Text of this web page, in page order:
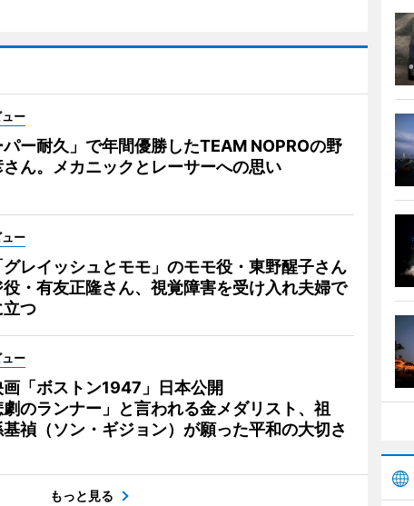
ー
パー耐久」で年間優勝したTEAM NOPROの野
さん。メカニックとレーサーへの思い
ー
レイッシュとモモ」のモモ役・東野醒子さん
役・有友正隆さん、視覚障害を受け入れ夫婦で
つ
ー
「ボストン1947」日本公開
のランナー」と言われる金メダリスト、祖
禎（ソン・ギジョン）が願った平和の大切さ
もっと見る